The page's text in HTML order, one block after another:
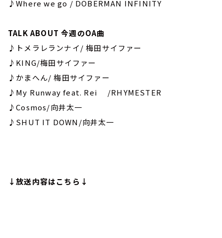
♪Where we go / DOBERMAN INFINITY
TALK ABOUT 今週のOA曲
♪トメラレランナイ/ 梅田サイファー
♪KING/梅田サイファー
♪かまへん/ 梅田サイファー
♪My Runway feat. Rei /RHYMESTER
♪Cosmos/向井太一
♪SHUT IT DOWN/向井太一
↓放送内容はこちら↓